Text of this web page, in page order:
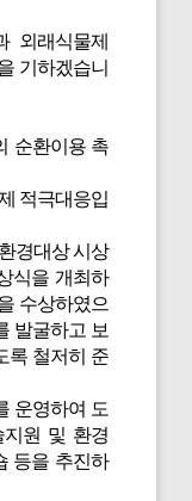
외래식물제
기하겠습니
순환이용 촉
적극대응입
경대상 시상
식을 개최하
수상하였으
발굴하고 보
록 철저히 준
운영하여 도
지원 및 환경
등을 추진하